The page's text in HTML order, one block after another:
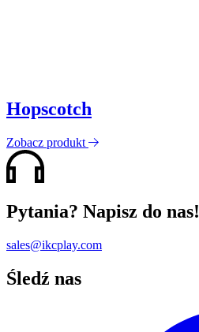
Hopscotch
Zobacz produkt
Pytania? Napisz do nas!
sales@ikcplay.com
Śledź nas